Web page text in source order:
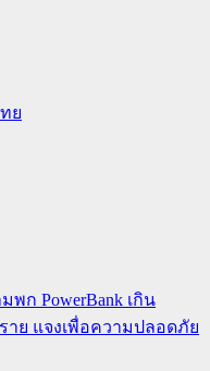
ย
พก PowerBank เกิน
าย แจงเพื่อความปลอดภัย